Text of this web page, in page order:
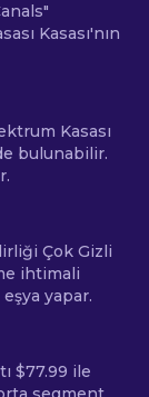
Kasası'nın
Kasası
bulunabilir.
Çok Gizli
ihtimali
yapar.
$77.99 ile